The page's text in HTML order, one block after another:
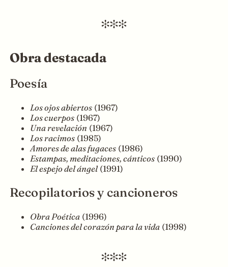
Obra destacada
Poesía
Los ojos abiertos(1967)
Los cuerpos(1967)
Una revelación (1967)
Los racimos(1985)
Amores de alas fugaces(1986)
Estampas, meditaciones, cánticos(1990)
El espejo del ángel(1991)
Recopilatorios y cancioneros
Obra Poética(1996)
Canciones del corazón para la vida(1998)